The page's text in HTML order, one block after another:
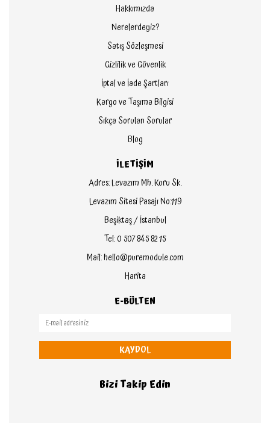
Hakkımızda
Nerelerdeyiz?
Satış Sözleşmesi
Gizlilik ve Güvenlik
İptal ve İade Şartları
Kargo ve Taşıma Bilgisi
Sıkça Sorulan Sorular
Blog
İLETİŞİM
Adres: Levazım Mh. Koru Sk.
Levazım Sitesi Pasajı No:119
Beşiktaş / İstanbul
Tel: 0 507 845 82 15
Mail: hello@puremodule.com
Harita
E-BÜLTEN
KAYDOL
Bizi Takip Edin